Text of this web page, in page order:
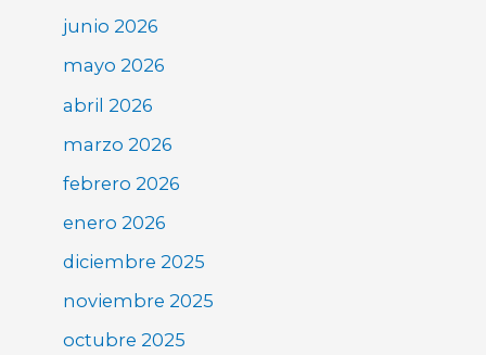
junio 2026
mayo 2026
abril 2026
marzo 2026
febrero 2026
enero 2026
diciembre 2025
noviembre 2025
octubre 2025